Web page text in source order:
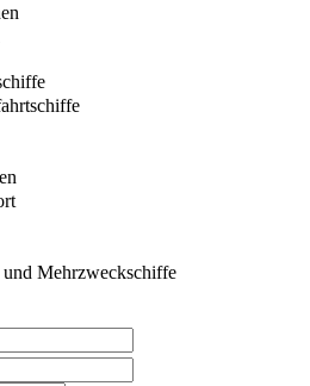
und Mehrzweckschiffe